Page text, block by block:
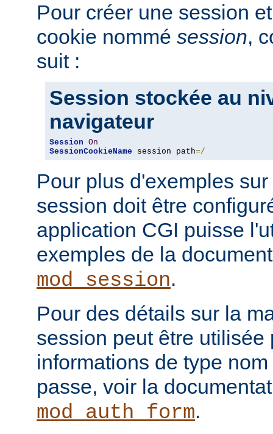
Pour créer une session
cookie nommé session,
suit :
Session stockée au
navigateur
Session On
SessionCookieName session path=/
Pour plus d'exemples
session doit être
application CGI puisse
exemples de la
mod_session.
Pour des détails sur la
session peut être utilisée
informations de type
passe, voir la
mod_auth_form.